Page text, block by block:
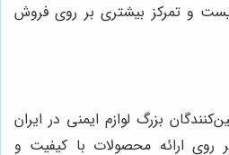
و تمرکز بیشتری بر روی فروش
بزرگ لوازم ایمنی در ایران
ارائه محصولات با کیفیت و